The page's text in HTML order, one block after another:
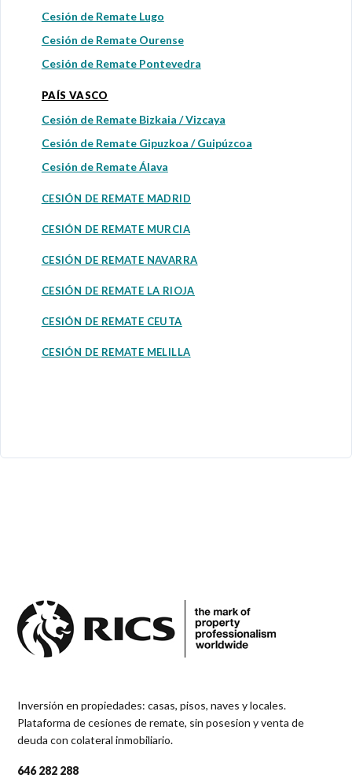
Cesión de Remate Lugo
Cesión de Remate Ourense
Cesión de Remate Pontevedra
PAÍS VASCO
Cesión de Remate Bizkaia / Vizcaya
Cesión de Remate Gipuzkoa / Guipúzcoa
Cesión de Remate Álava
CESIÓN DE REMATE MADRID
CESIÓN DE REMATE MURCIA
CESIÓN DE REMATE NAVARRA
CESIÓN DE REMATE LA RIOJA
CESIÓN DE REMATE CEUTA
CESIÓN DE REMATE MELILLA
Inversión en propiedades: casas, pisos, naves y locales.
Plataforma de cesiones de remate, sin posesion y venta de
deuda con colateral inmobiliario.
646 282 288